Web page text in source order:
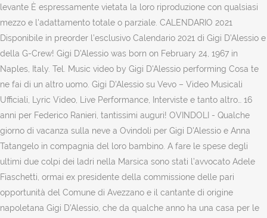
levante È espressamente vietata la loro riproduzione con qualsiasi
mezzo e l'adattamento totale o parziale. CALENDARIO 2021
Disponibile in preorder l’esclusivo Calendario 2021 di Gigi D’Alessio e
della G-Crew! Gigi D'Alessio was born on February 24, 1967 in
Naples, Italy. Tel. Music video by Gigi D'Alessio performing Cosa te
ne fai di un altro uomo. Gigi D'Alessio su Vevo – Video Musicali
Ufficiali, Lyric Video, Live Performance, Interviste e tanto altro… 16
anni per Federico Ranieri, tantissimi auguri! OVINDOLI - Qualche
giorno di vacanza sulla neve a Ovindoli per Gigi D'Alessio e Anna
Tatangelo in compagnia del loro bambino. A fare le spese degli
ultimi due colpi dei ladri nella Marsica sono stati l’avvocato Adele
Fiaschetti, ormai ex presidente della commissione delle pari
opportunità del Comune di Avezzano e il cantante di origine
napoletana Gigi D’Alessio, che da qualche anno ha una casa per le